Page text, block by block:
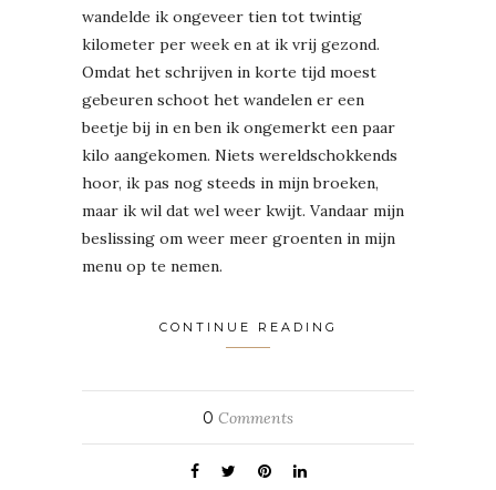
wandelde ik ongeveer tien tot twintig
kilometer per week en at ik vrij gezond.
Omdat het schrijven in korte tijd moest
gebeuren schoot het wandelen er een
beetje bij in en ben ik ongemerkt een paar
kilo aangekomen. Niets wereldschokkends
hoor, ik pas nog steeds in mijn broeken,
maar ik wil dat wel weer kwijt. Vandaar mijn
beslissing om weer meer groenten in mijn
menu op te nemen.
CONTINUE READING
0 Comments